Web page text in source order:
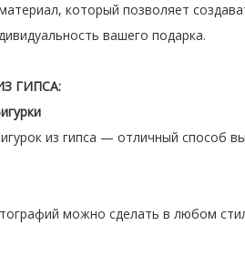
который позволяет
вашего подарка.
ГИПСА:
из гипса — отличный
можно сделать в любом